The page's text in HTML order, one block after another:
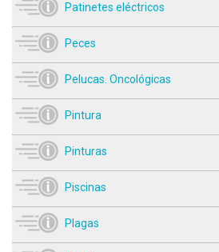
Patinetes eléctricos
Peces
Pelucas. Oncológicas
Pintura
Pinturas
Piscinas
Plagas